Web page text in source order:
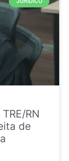
RN
de